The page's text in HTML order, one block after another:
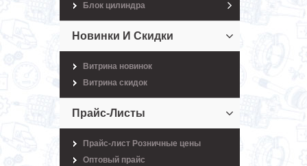
Блок цилиндра
Новинки И Скидки
Витрина новинок
Витрина скидок
Прайс-Листы
Прайс-лист Розничные цены
Оптовый прайс